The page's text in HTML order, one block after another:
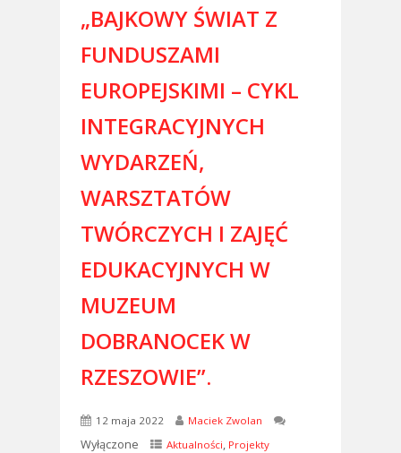
„BAJKOWY ŚWIAT Z
FUNDUSZAMI
EUROPEJSKIMI – CYKL
INTEGRACYJNYCH
WYDARZEŃ,
WARSZTATÓW
TWÓRCZYCH I ZAJĘĆ
EDUKACYJNYCH W
MUZEUM
DOBRANOCEK W
RZESZOWIE”.
12 maja 2022 Maciek Zwolan
Wyłączone Aktualności Projekty